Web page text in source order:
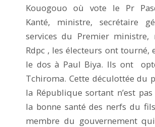
Kouogouo où vote le Pr
Kanté, ministre, secrétaire
services du Premier
Rdpc , les électeurs ont
le dos à Paul Biya. Ils ont
Tchiroma. Cette déculottée du
la République sortant n’est
la bonne santé des nerfs du
membre du gouvernement